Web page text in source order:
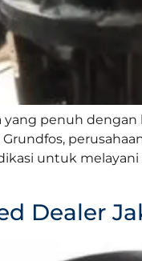
penuh
untuk
Dealer